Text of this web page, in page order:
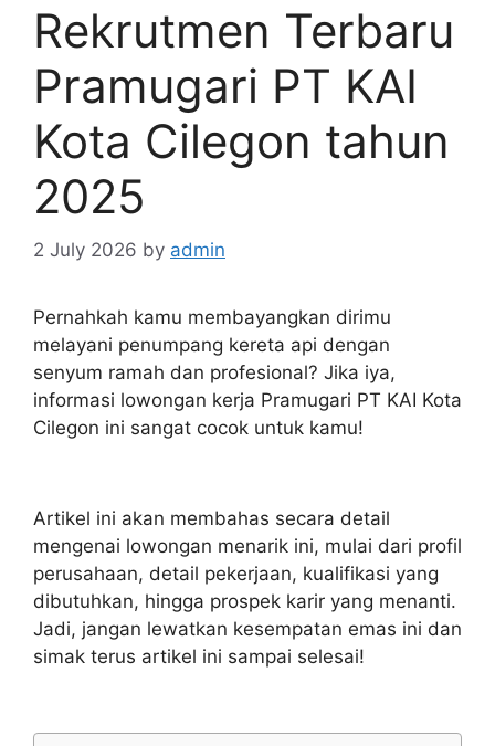
Rekrutmen Terbaru
Pramugari PT KAI
Kota Cilegon tahun
2025
2 July 2026 by admin
Pernahkah kamu membayangkan dirimu
melayani penumpang kereta api dengan
senyum ramah dan profesional? Jika iya,
informasi lowongan kerja Pramugari PT KAI Kota
Cilegon ini sangat cocok untuk kamu!
Artikel ini akan membahas secara detail
mengenai lowongan menarik ini, mulai dari profil
perusahaan, detail pekerjaan, kualifikasi yang
dibutuhkan, hingga prospek karir yang menanti.
Jadi, jangan lewatkan kesempatan emas ini dan
simak terus artikel ini sampai selesai!